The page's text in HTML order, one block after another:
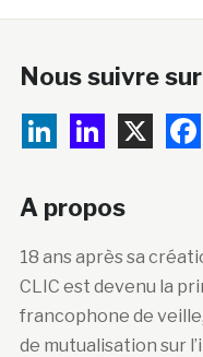
Nous suivre
A propos
18 ans après sa
CLIC est devenu la
francophone de
de mutualisation sur